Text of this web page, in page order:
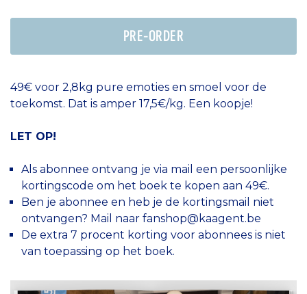
PRE-ORDER
49€ voor 2,8kg pure emoties en smoel voor de
toekomst. Dat is amper 17,5€/kg. Een koopje!
LET OP!
Als abonnee ontvang je via mail een persoonlijke
kortingscode om het boek te kopen aan 49€.
Ben je abonnee en heb je de kortingsmail niet
ontvangen? Mail naar fanshop@kaagent.be
De extra 7 procent korting voor abonnees is niet
van toepassing op het boek.